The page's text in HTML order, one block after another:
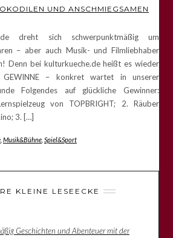
UND ANSCHMIEGSAMEN
dreht sich schwerpunktmäßig um
– aber auch Musik- und Filmliebhaber
Denn bei kulturkueche.de heißt es wieder
GEWINNE – konkret wartet in unserer
Folgendes auf glückliche Gewinner:
von TOPBRIGHT; 2. Räuber
3. […]
Musik&Bühne Spiel&Sport
KLEINE LESEECKE
Geschichten und Abenteuer mit der